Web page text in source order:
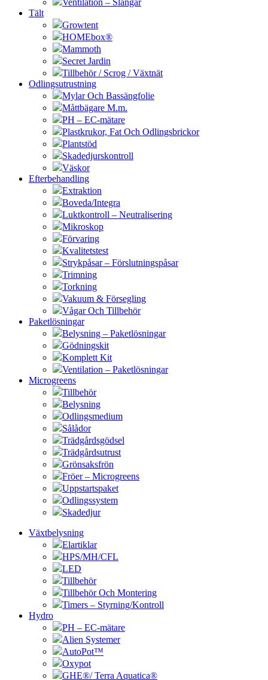
Ventilation – Slangar
Tält
Growtent
HOMEbox®
Mammoth
Secret Jardin
Tillbehör / Scrog / Växtnät
Odlingsutrustning
Mylar Och Bassängfolie
Måttbägare M.m.
PH – EC-mätare
Plastkrukor, Fat Och Odlingsbrickor
Plantstöd
Skadedjurskontroll
Väskor
Efterbehandling
Extraktion
Boveda/Integra
Luktkontroll – Neutralisering
Mikroskop
Förvaring
Kvalitetstest
Strykpåsar – Förslutningspåsar
Trimning
Torkning
Vakuum & Försegling
Vågar Och Tillbehör
Paketlösningar
Belysning – Paketlösningar
Gödningskit
Komplett Kit
Ventilation – Paketlösningar
Microgreens
Tillbehör
Belysning
Odlingsmedium
Sålådor
Trädgårdsgödsel
Trädgårdsutrust
Grönsaksfrön
Fröer – Microgreens
Uppstartspaket
Odlingssystem
Skadedjur
Växtbelysning
Elartiklar
HPS/MH/CFL
LED
Tillbehör
Tillbehör Och Montering
Timers – Styrning/Kontroll
Hydro
PH – EC-mätare
Alien Systemer
AutoPot™
Oxypot
GHE®/ Terra Aquatica®